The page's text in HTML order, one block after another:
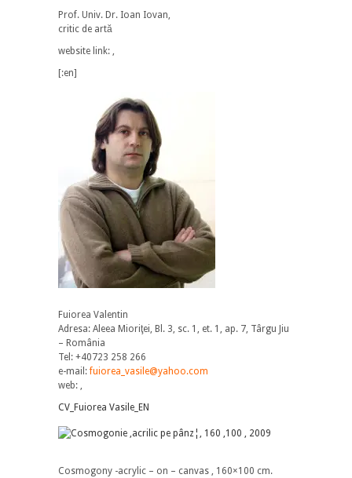
Prof. Univ. Dr. Ioan Iovan,
critic de artă
website link: ,
[:en]
Fuiorea Valentin
Adresa: Aleea Mioriţei, Bl. 3, sc. 1, et. 1, ap. 7, Târgu Jiu
– România
Tel: +40723 258 266
e-mail:fuiorea_vasile@yahoo.com
web: ,
CV_Fuiorea Vasile_EN
Cosmogony -acrylic – on – canvas , 160×100 cm.